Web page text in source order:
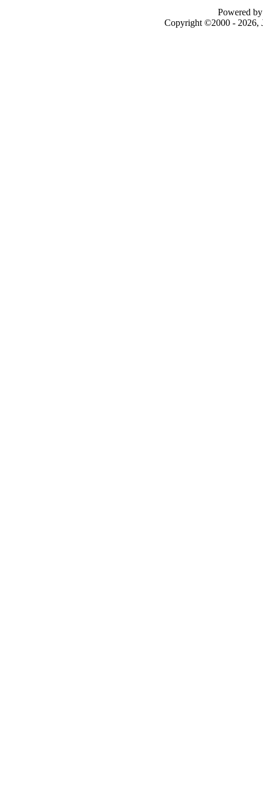
Powered
Copyright ©2000 - 2026,